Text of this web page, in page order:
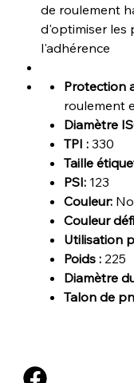
de roulement
d'optimiser les
l'adhérence
Protection
roulement
Diamètre
TPI :330
Taille
PSI:123
Couleur:
Couleur
Utilisation
Poids :225
Diamètre
Talon de